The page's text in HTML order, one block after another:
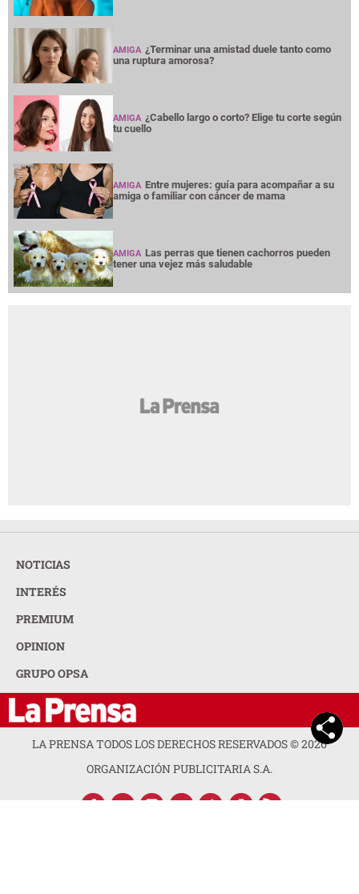
AMIGA ¿Terminar una amistad duele tanto como
una ruptura amorosa?
AMIGA ¿Cabello largo o corto? Elige tu corte según
tu cuello
AMIGA Entre mujeres: guía para acompañar a su
amiga o familiar con cáncer de mama
AMIGA Las perras que tienen cachorros pueden
tener una vejez más saludable
NOTICIAS
INTERÉS
PREMIUM
OPINION
GRUPO OPSA
LA PRENSA TODOS LOS DERECHOS RESERVADOS ©2026
ORGANIZACIÓN PUBLICITARIA S.A.